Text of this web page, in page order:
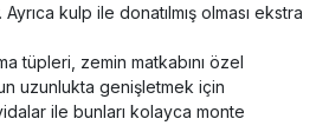
kulp ile donatılmış olması ekstra
tüpleri, zemin matkabını özel
uzunlukta genişletmek için
ile bunları kolayca monte